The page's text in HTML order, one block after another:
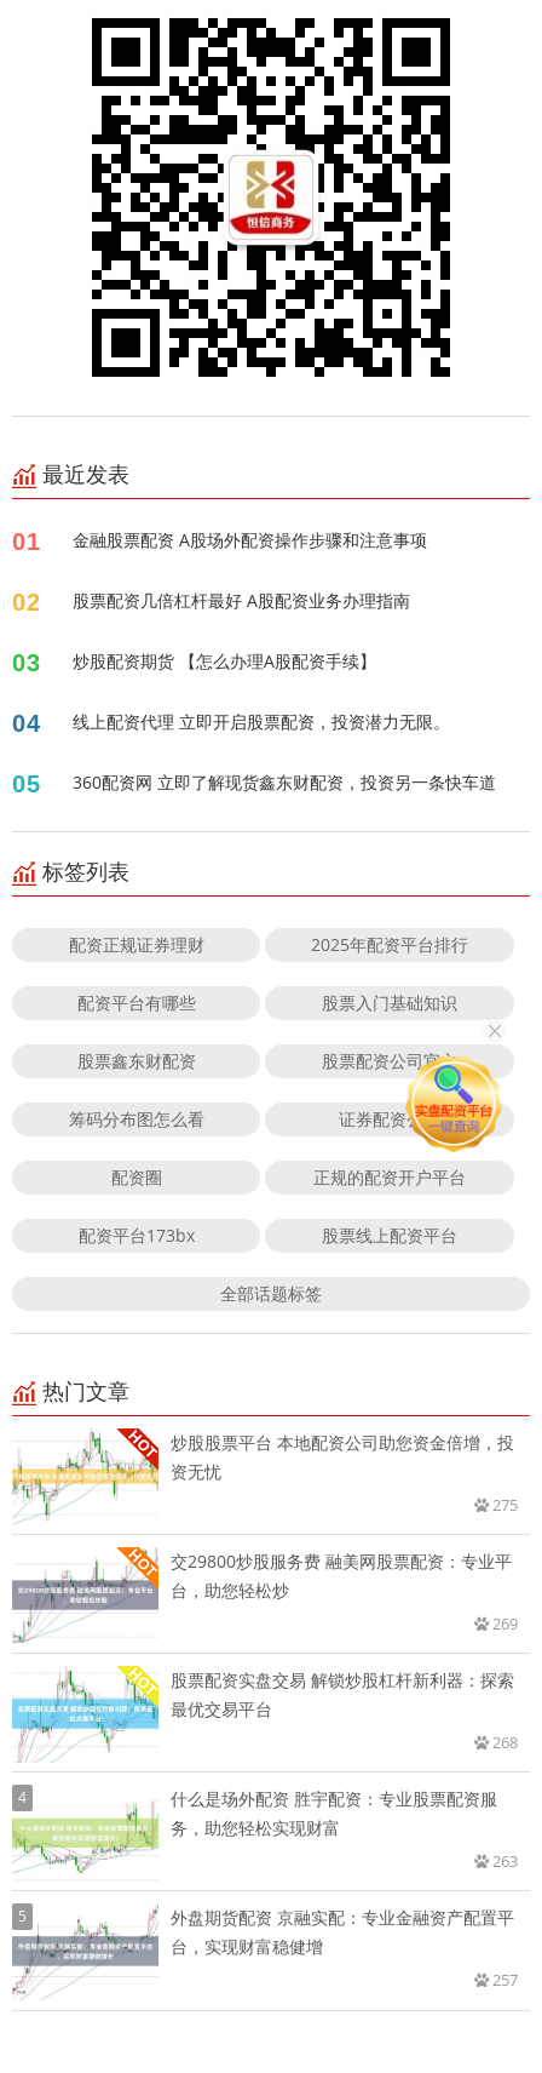
最近发表
01 金融股票配资 A股场外配资操作步骤和注意事项
02 股票配资几倍杠杆最好 A股配资业务办理指南
03 炒股配资期货 【怎么办理A股配资手续】
04 线上配资代理 立即开启股票配资，投资潜力无限。
05 360配资网 立即了解现货鑫东财配资，投资另一条快车道
标签列表
配资正规证券理财 2025年配资平台排行
配资平台有哪些 股票入门基础知识
股票鑫东财配资 股票配资公司官方
筹码分布图怎么看 证券配资公司
配资圈 正规的配资开户平台
配资平台173bx 股票线上配资平台
全部话题标签
热门文章
炒股股票平台 本地配资公司助您资金倍增，投
资无忧
275
交29800炒股服务费 融美网股票配资：专业平
台，助您轻松炒
269
股票配资实盘交易 解锁炒股杠杆新利器：探索
最优交易平台
268
4
什么是场外配资 胜宇配资：专业股票配资服
务，助您轻松实现财富
263
5
外盘期货配资 京融实配：专业金融资产配置平
台，实现财富稳健增
257